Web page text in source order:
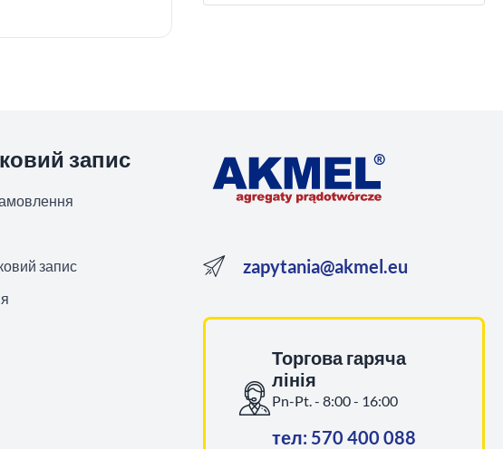
запис
запис
zapytania@akmel.eu
Торгова гаряча
лінія
Pn-Pt. - 8:00 - 16:00
тел: 570 400 088